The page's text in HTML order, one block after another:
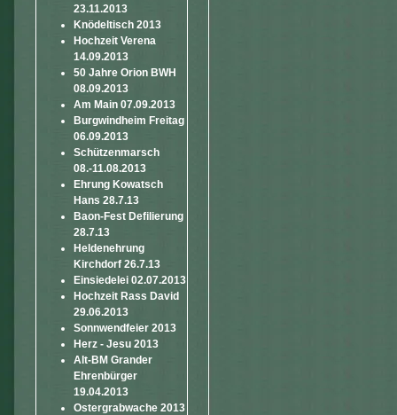
23.11.2013
Knödeltisch 2013
Hochzeit Verena
14.09.2013
50 Jahre Orion BWH
08.09.2013
Am Main 07.09.2013
Burgwindheim Freitag
06.09.2013
Schützenmarsch
08.-11.08.2013
Ehrung Kowatsch
Hans 28.7.13
Baon-Fest Defilierung
28.7.13
Heldenehrung
Kirchdorf 26.7.13
Einsiedelei 02.07.2013
Hochzeit Rass David
29.06.2013
Sonnwendfeier 2013
Herz - Jesu 2013
Alt-BM Grander
Ehrenbürger
19.04.2013
Ostergrabwache 2013